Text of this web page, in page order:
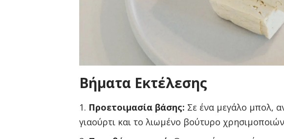
Βήματα Εκτέλεσης
Προετοιμασία βάσης: Σε ένα μεγάλο μπολ,
γιαούρτι και το λιωμένο βούτυρο